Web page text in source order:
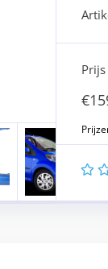
Prijs
€
2